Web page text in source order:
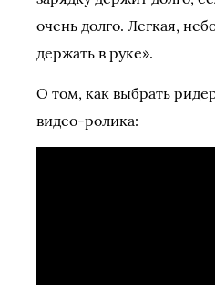
очень долго. Легкая,
держать в руке».
О том, как выбрать
видео-ролика: